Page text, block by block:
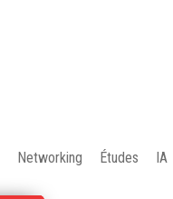
Networking Études IA